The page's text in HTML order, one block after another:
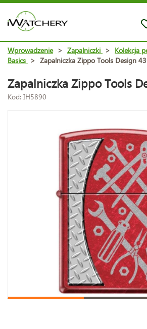
Wprowadzenie > Zapalniczki > Kolekcja
Basics > Zapalniczka Zippo Tools Design
Zapalniczka Zippo Tools
Kod: IH5890